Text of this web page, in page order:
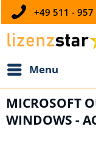
+49 511 - 957
Menu
MICROSOFT
WINDOWS -